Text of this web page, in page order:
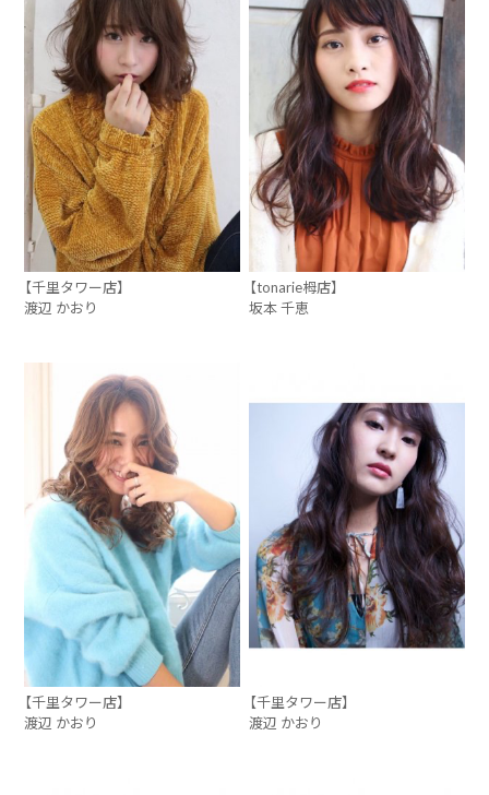
【千里タワー店】
渡辺 かおり
【tonarie栂店】
坂本 千恵
【千里タワー店】
渡辺 かおり
【千里タワー店】
渡辺 かおり